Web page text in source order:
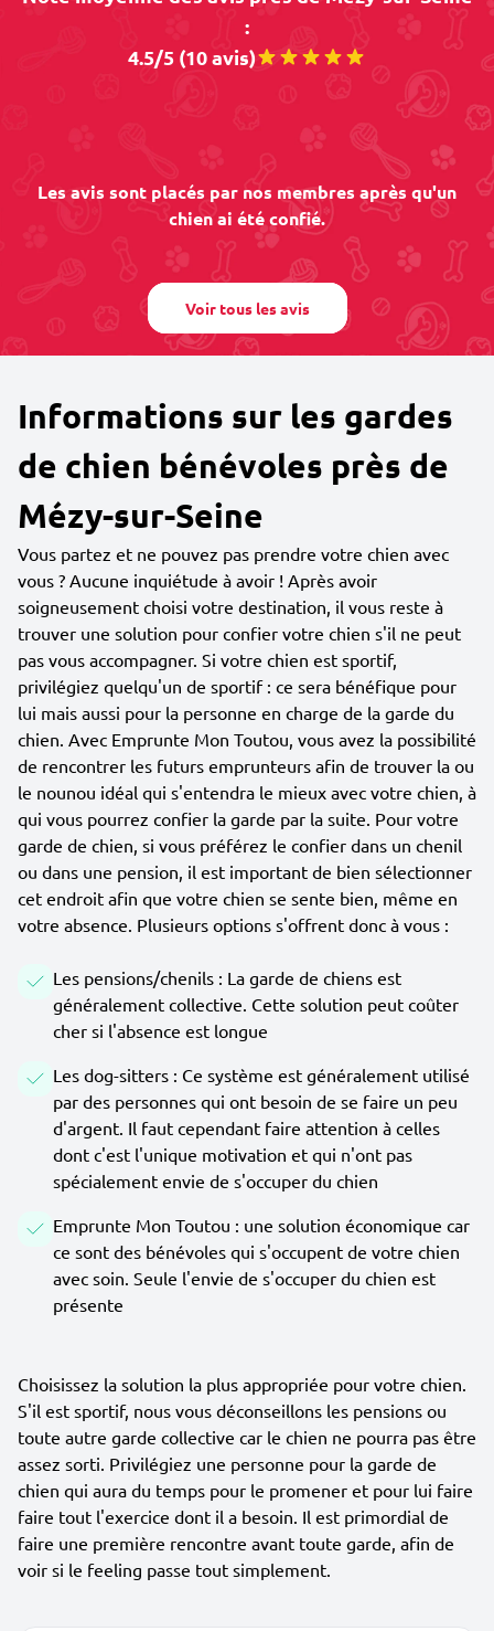
:
4.5/5 (10 avis)
Les avis sont placés par nos membres après qu'un
chien ai été confié.
Voir tous les avis
Informations sur les gardes
de chien bénévoles près de
Mézy-sur-Seine
Vous partez et ne pouvez pas prendre votre chien avec
vous ? Aucune inquiétude à avoir ! Après avoir
soigneusement choisi votre destination, il vous reste à
trouver une solution pour confier votre chien s'il ne peut
pas vous accompagner. Si votre chien est sportif,
privilégiez quelqu'un de sportif : ce sera bénéfique pour
lui mais aussi pour la personne en charge de la garde du
chien. Avec Emprunte Mon Toutou, vous avez la possibilité
de rencontrer les futurs emprunteurs afin de trouver la ou
le nounou idéal qui s'entendra le mieux avec votre chien, à
qui vous pourrez confier la garde par la suite. Pour votre
garde de chien, si vous préférez le confier dans un chenil
ou dans une pension, il est important de bien sélectionner
cet endroit afin que votre chien se sente bien, même en
votre absence. Plusieurs options s'offrent donc à vous :
Les pensions/chenils : La garde de chiens est
généralement collective. Cette solution peut coûter
cher si l'absence est longue
Les dog-sitters : Ce système est généralement utilisé
par des personnes qui ont besoin de se faire un peu
d'argent. Il faut cependant faire attention à celles
dont c'est l'unique motivation et qui n'ont pas
spécialement envie de s'occuper du chien
Emprunte Mon Toutou : une solution économique car
ce sont des bénévoles qui s'occupent de votre chien
avec soin. Seule l'envie de s'occuper du chien est
présente
Choisissez la solution la plus appropriée pour votre chien.
S'il est sportif, nous vous déconseillons les pensions ou
toute autre garde collective car le chien ne pourra pas être
assez sorti. Privilégiez une personne pour la garde de
chien qui aura du temps pour le promener et pour lui faire
faire tout l'exercice dont il a besoin. Il est primordial de
faire une première rencontre avant toute garde, afin de
voir si le feeling passe tout simplement.